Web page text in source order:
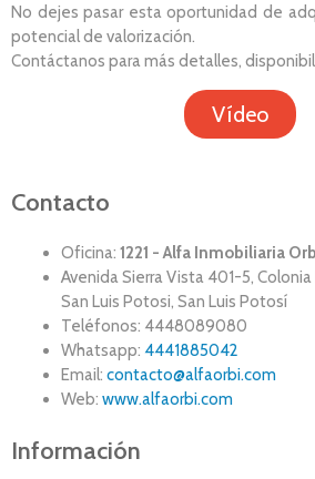
No dejes pasar esta oportunidad de
potencial de valorización.
Contáctanos para más detalles,
Vídeo
Contacto
Oficina: 1221 - Alfa Inmobiliaria
Avenida Sierra Vista 401-5,
San Luis Potosi, San Luis Potosí
Teléfonos: 4448089080
Whatsapp: 4441885042
Email: contacto@alfaorbi.com
Web: www.alfaorbi.com
Información